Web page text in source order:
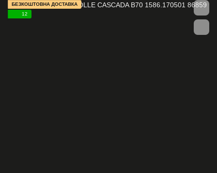
БЕЗКОШТОВНА ДОСТАВКА
12